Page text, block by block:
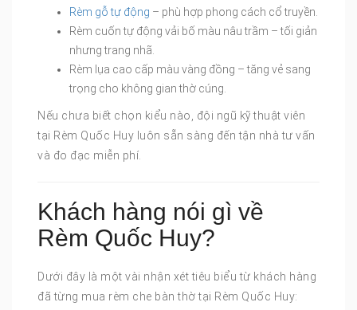
Rèm gỗ tự động – phù hợp phong cách cổ truyền.
Rèm cuốn tự động vải bố màu nâu trầm – tối giản
nhưng trang nhã.
Rèm lụa cao cấp màu vàng đồng – tăng vẻ sang
trọng cho không gian thờ cúng.
Nếu chưa biết chọn kiểu nào, đội ngũ kỹ thuật viên
tại Rèm Quốc Huy luôn sẵn sàng đến tận nhà tư vấn
và đo đạc miễn phí.
Khách hàng nói gì về
Rèm Quốc Huy?
Dưới đây là một vài nhận xét tiêu biểu từ khách hàng
đã từng mua rèm che bàn thờ tại Rèm Quốc Huy: